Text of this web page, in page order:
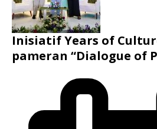
Inisiatif Years of
pameran “Dialogue of